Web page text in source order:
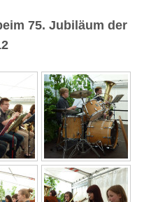
75. Jubiläum der